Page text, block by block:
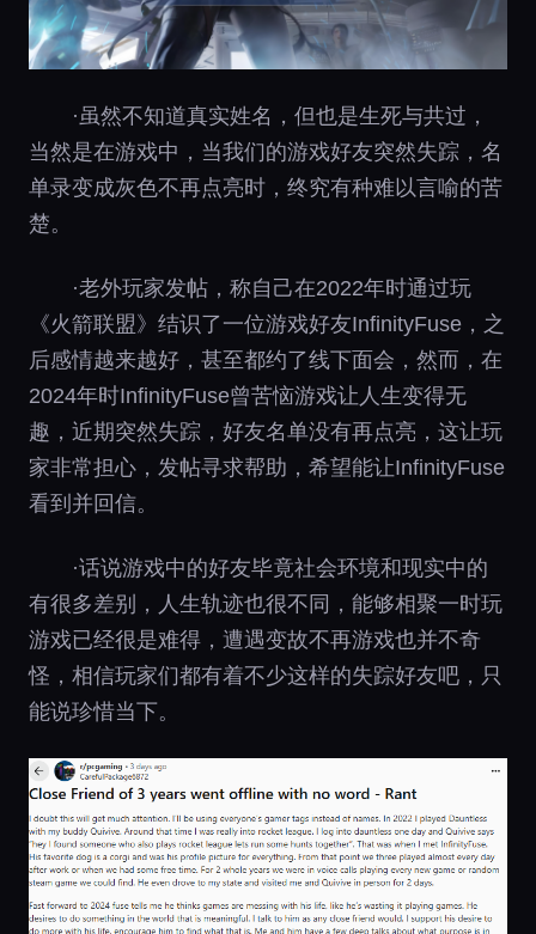
·虽然不知道真实姓名，但也是生死与共过，
当然是在游戏中，当我们的游戏好友突然失踪，名
单录变成灰色不再点亮时，终究有种难以言喻的苦
楚。
·老外玩家发帖，称自己在2022年时通过玩
《火箭联盟》结识了一位游戏好友InfinityFuse，之
后感情越来越好，甚至都约了线下面会，然而，在
2024年时InfinityFuse曾苦恼游戏让人生变得无
趣，近期突然失踪，好友名单没有再点亮，这让玩
家非常担心，发帖寻求帮助，希望能让InfinityFuse
看到并回信。
·话说游戏中的好友毕竟社会环境和现实中的
有很多差别，人生轨迹也很不同，能够相聚一时玩
游戏已经很是难得，遭遇变故不再游戏也并不奇
怪，相信玩家们都有着不少这样的失踪好友吧，只
能说珍惜当下。